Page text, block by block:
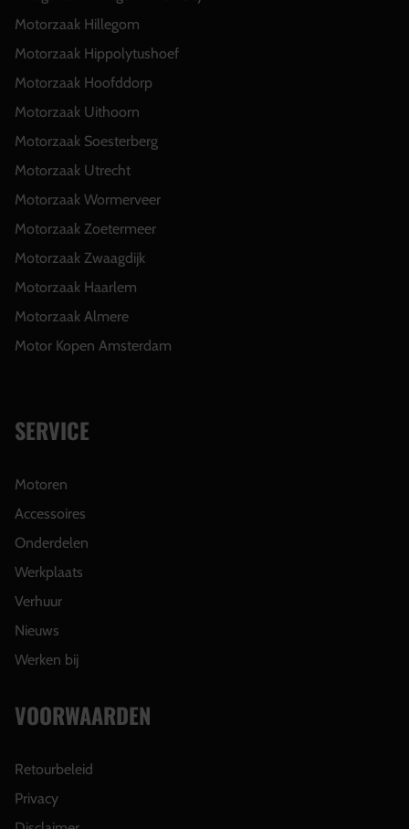
Motorzaak Hillegom
Motorzaak Hippolytushoef
Motorzaak Hoofddorp
Motorzaak Uithoorn
Motorzaak Soesterberg
Motorzaak Utrecht
Motorzaak Wormerveer
Motorzaak Zoetermeer
Motorzaak Zwaagdijk
Motorzaak Haarlem
Motorzaak Almere
Motor Kopen Amsterdam
SERVICE
Motoren
Accessoires
Onderdelen
Werkplaats
Verhuur
Nieuws
Werken bij
VOORWAARDEN
Retourbeleid
Privacy